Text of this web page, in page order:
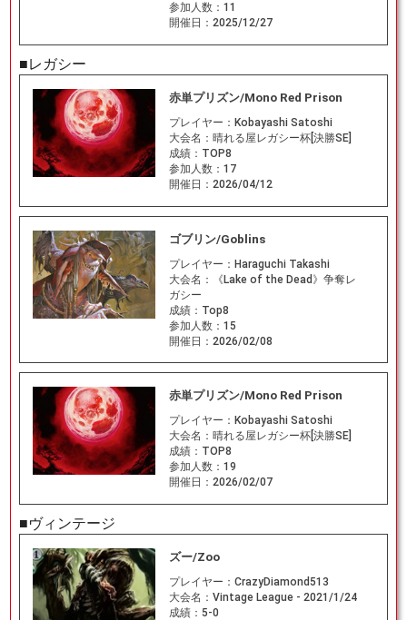
参加人数： 11
開催日： 2025/12/27
■レガシー
赤単プリズン/Mono Red Prison
プレイヤー： Kobayashi Satoshi
大会名： 晴れる屋レガシー杯[決勝SE]
成績： TOP8
参加人数： 17
開催日： 2026/04/12
ゴブリン/Goblins
プレイヤー： Haraguchi Takashi
大会名：
《Lake of the Dead》争奪レ
ガシー
成績： Top8
参加人数： 15
開催日： 2026/02/08
赤単プリズン/Mono Red Prison
プレイヤー： Kobayashi Satoshi
大会名： 晴れる屋レガシー杯[決勝SE]
成績： TOP8
参加人数： 19
開催日： 2026/02/07
■ヴィンテージ
ズー/Zoo
プレイヤー： CrazyDiamond513
大会名： Vintage League - 2021/1/24
成績： 5-0